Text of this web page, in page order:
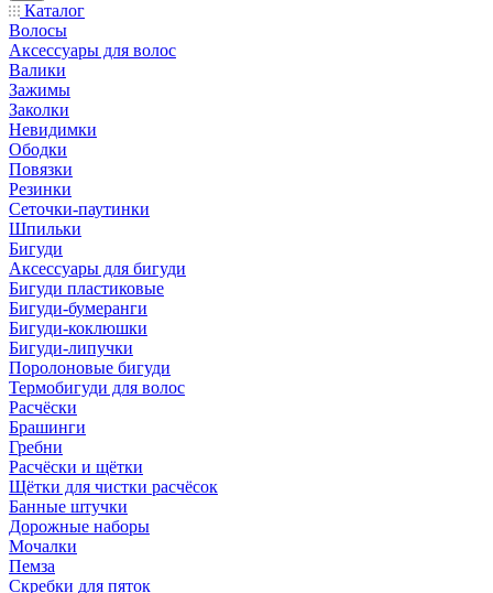
Каталог
Волосы
Аксессуары для волос
Валики
Зажимы
Заколки
Невидимки
Ободки
Повязки
Резинки
Сеточки-паутинки
Шпильки
Бигуди
Аксессуары для бигуди
Бигуди пластиковые
Бигуди-бумеранги
Бигуди-коклюшки
Бигуди-липучки
Поролоновые бигуди
Термобигуди для волос
Расчёски
Брашинги
Гребни
Расчёски и щётки
Щётки для чистки расчёсок
Банные штучки
Дорожные наборы
Мочалки
Пемза
Скребки для пяток